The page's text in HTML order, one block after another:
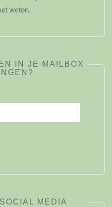
weten.
IN JE MAILBOX
MEDIA